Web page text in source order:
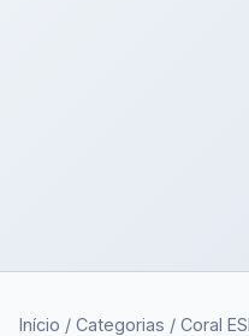
Início / Categorias / Coral